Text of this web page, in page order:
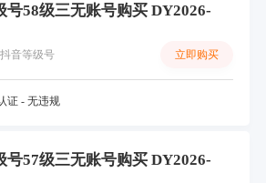
号58级三无账号购买 DY2026-
音等级号 立即购买
证 - 无违规
号57级三无账号购买 DY2026-